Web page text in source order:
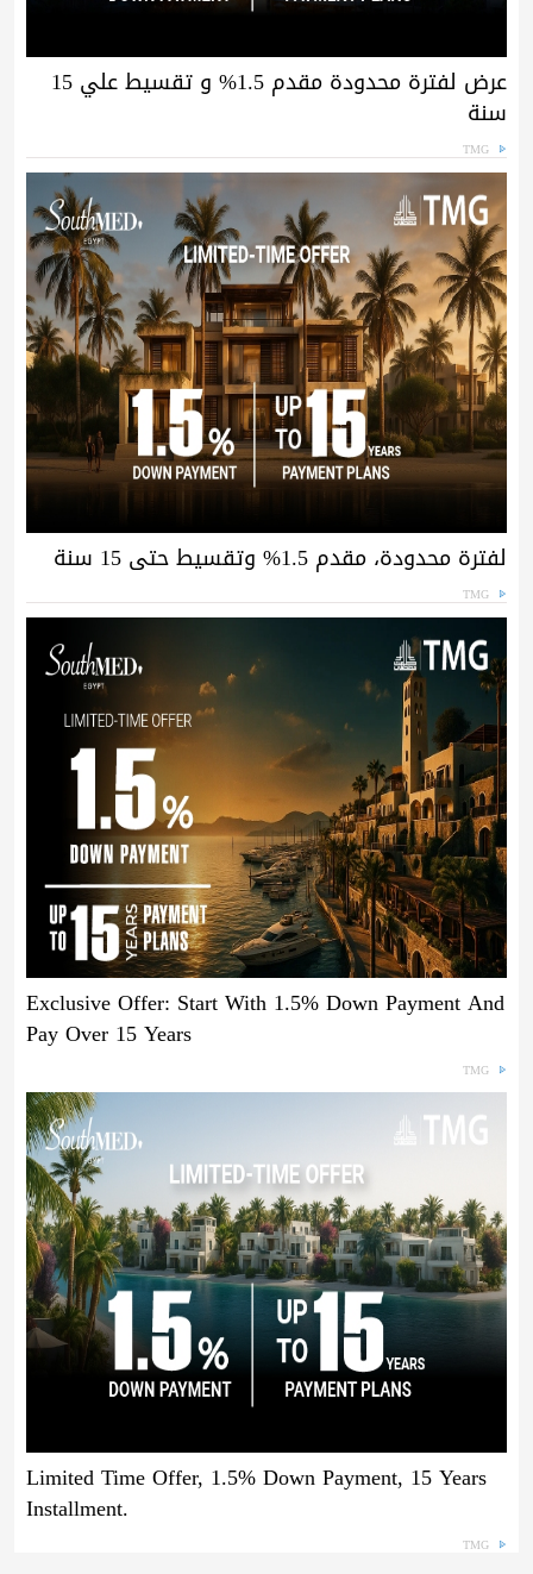
عرض لفترة محدودة مقدم 1.5% و تقسيط علي 15
سنة
TMG
لفترة محدودة، مقدم 1.5% وتقسيط حتى 15 سنة
TMG
Exclusive Offer: Start With 1.5% Down Payment And
Pay Over 15 Years
TMG
Limited Time Offer, 1.5% Down Payment, 15 Years
Installment.
TMG